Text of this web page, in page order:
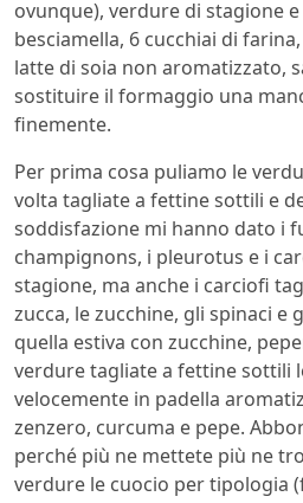
ovunque), verdure di stagione
besciamella, 6 cucchiai di
latte di soia non aromatizzato,
sostituire il formaggio una
finemente.
Per prima cosa puliamo le
volta tagliate a fettine sottili e
soddisfazione mi hanno dato i
champignons, i pleurotus e i
stagione, ma anche i carciofi
zucca, le zucchine, gli spinaci e
quella estiva con zucchine,
verdure tagliate a fettine sottili
velocemente in padella
zenzero, curcuma e pepe.
perché più ne mettete più ne
verdure le cuocio per tipologia